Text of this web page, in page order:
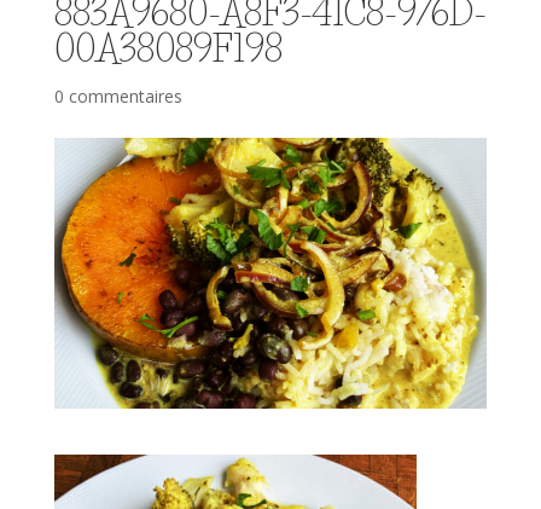
883A9680-A8F3-41C8-976D-
00A38089F198
0 commentaires